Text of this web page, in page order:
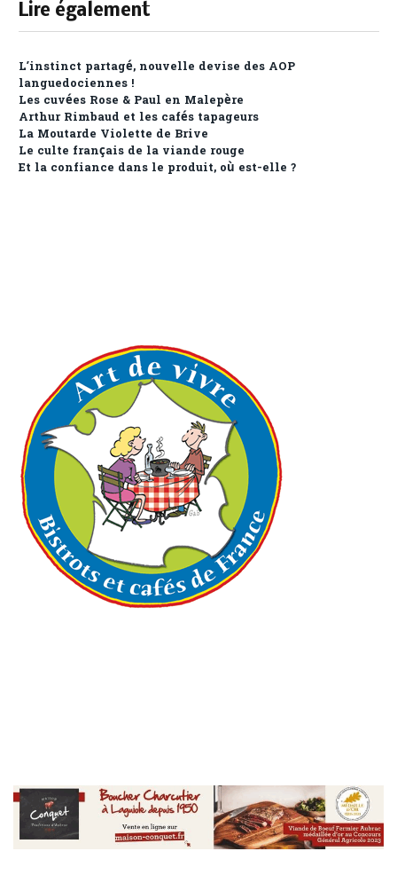
Lire également
L’instinct partagé, nouvelle devise des AOP
languedociennes !
Les cuvées Rose & Paul en Malepère
Arthur Rimbaud et les cafés tapageurs
La Moutarde Violette de Brive
Le culte français de la viande rouge
Et la confiance dans le produit, où est-elle ?